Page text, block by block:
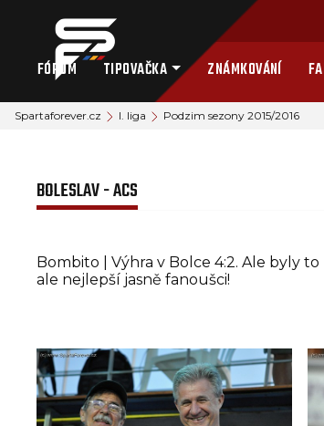
FÓRUM TIPOVAČKA ZNÁMKOVÁNÍ
Spartaforever.cz I. liga Podzim sezony 2015/2016
BOLESLAV - ACS
Bombito | Výhra v Bolce 4:2. Ale byly
ale nejlepší jasně fanoušci!